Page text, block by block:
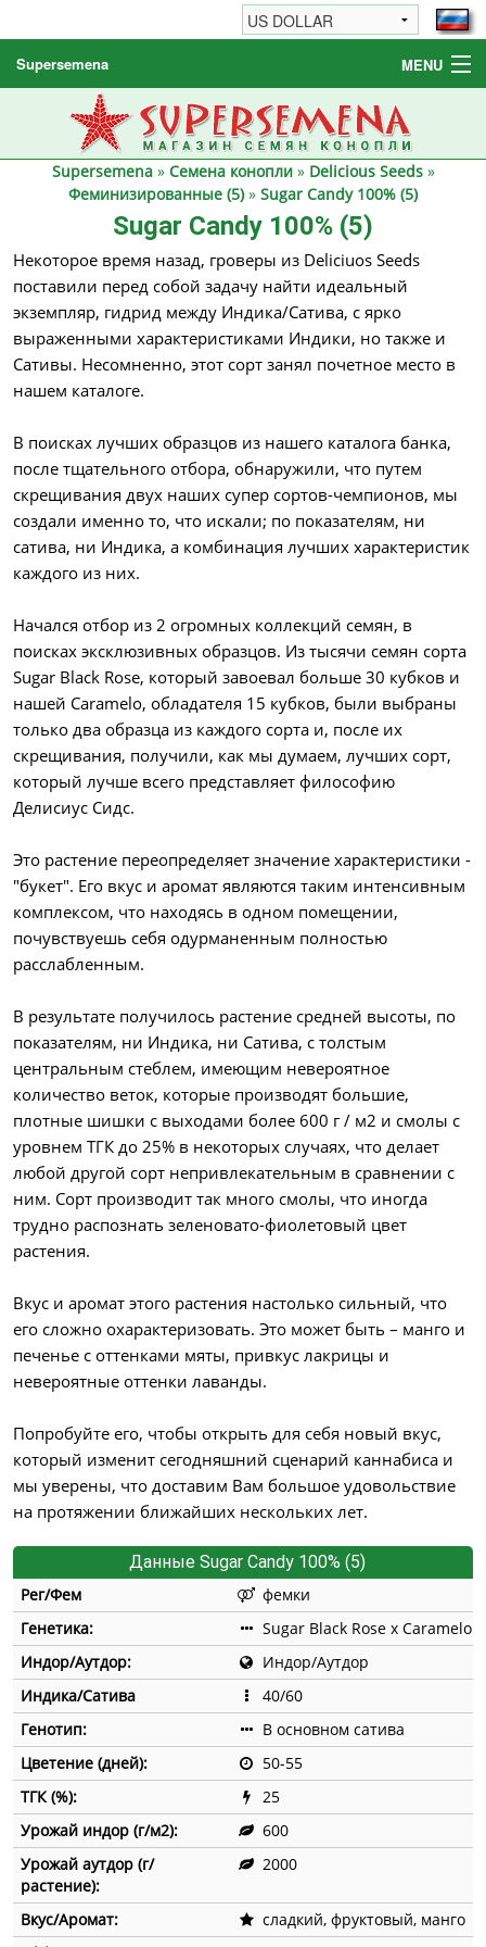
Supersemena MENU
Семена конопли
Другие товары
Как заказать / FAQ
Supersemena» Семена конопли» Delicious Seeds»
Феминизированные (5)» Sugar Candy 100% (5)
Sugar Candy 100% (5)
Некоторое время назад, гроверы из Deliciuos Seeds
поставили перед собой задачу найти идеальный
экземпляр, гидрид между Индика/Сатива, с ярко
выраженными характеристиками Индики, но также и
Сативы. Несомненно, этот сорт занял почетное место в
нашем каталоге.
В поисках лучших образцов из нашего каталога банка,
после тщательного отбора, обнаружили, что путем
скрещивания двух наших супер сортов-чемпионов, мы
создали именно то, что искали; по показателям, ни
сатива, ни Индика, а комбинация лучших характеристик
каждого из них.
Начался отбор из 2 огромных коллекций семян, в
поисках эксклюзивных образцов. Из тысячи семян сорта
Sugar Black Rose, который завоевал больше 30 кубков и
нашей Caramelo, обладателя 15 кубков, были выбраны
только два образца из каждого сорта и, после их
скрещивания, получили, как мы думаем, лучших сорт,
который лучше всего представляет философию
Делисиус Сидс.
Это растение переопределяет значение характеристики -
"букет". Его вкус и аромат являются таким интенсивным
комплексом, что находясь в одном помещении,
почувствуешь себя одурманенным полностью
расслабленным.
В результате получилось растение средней высоты, по
показателям, ни Индика, ни Сатива, с толстым
центральным стеблем, имеющим невероятное
количество веток, которые производят большие,
плотные шишки с выходами более 600 г / м2 и смолы с
уровнем ТГК до 25% в некоторых случаях, что делает
любой другой сорт непривлекательным в сравнении с
ним. Сорт производит так много смолы, что иногда
трудно распознать зеленовато-фиолетовый цвет
растения.
Вкус и аромат этого растения настолько сильный, что
его сложно охарактеризовать. Это может быть – манго и
печенье с оттенками мяты, привкус лакрицы и
невероятные оттенки лаванды.
Попробуйте его, чтобы открыть для себя новый вкус,
который изменит сегодняшний сценарий каннабиса и
мы уверены, что доставим Вам большое удовольствие
на протяжении ближайших нескольких лет.
Данные Sugar Candy 100% (5)
Рег/Фем
фемки
Генетика:
Sugar Black Rose x Caramelo
Индор/Аутдор:
Индор/Аутдор
Индика/Сатива
40/60
Генотип:
В основном сатива
Цветение (дней):
50-55
ТГК (%):
25
Урожай индор (г/м2):
600
Урожай аутдор (г/
растение):
2000
Вкус/Аромат:
сладкий, фруктовый, манго